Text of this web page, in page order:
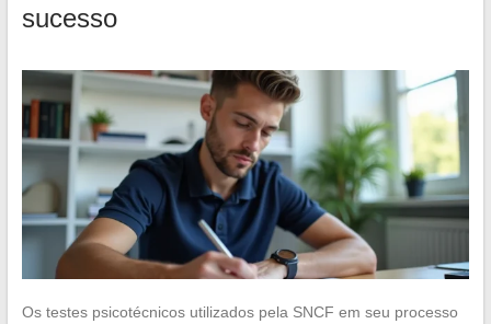
sucesso
Os testes psicotécnicos utilizados pela SNCF em seu processo